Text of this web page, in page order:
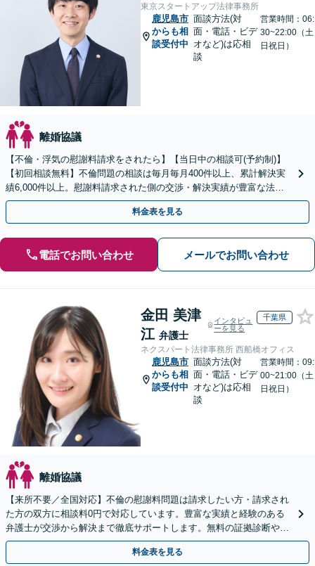
東京スタートアップ法律事務所
鹿児島市
からも相
談受付中
面談方法(対
面・電話・ビデ
オなど)は応相
談
営業時間：06:
30~22:00（土
日祝日）
離婚協議
【不倫・浮気の慰謝料請求をされたら】【当日中の相談可(予約制)】
【初回相談無料】不倫問題の相談は毎月毎月400件以上、累計解決実
績6,000件以上。慰謝料請求された側の交渉・解決実績が豊富な法律
事務所です。
料金表を見る
電話でお問い合わせ メールでお問い合わせ
金田 美津
江 弁護士
インタビュ
ーを見る
千葉県
ネクスパート法律事務所 西船橋オフィス
鹿児島市
からも相
談受付中
面談方法(対
面・電話・ビデ
オなど)は応相
談
営業時間：09:
00~21:00（土
日祝日）
離婚協議
【来所不要／全国対応】不倫の慰謝料問題は請求したい方・請求され
た方の双方に相談料0円で対応しています。豊富な実績と経験のある
弁護士が交渉から解決まで徹底サポートします。無料の証拠診断や着
手金の返還保証もありますので安心してご相談ください。
料金表を見る